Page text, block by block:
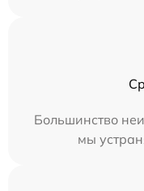
Большинство
мы